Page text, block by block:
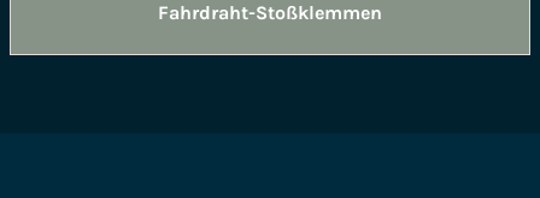
Fahrdraht-Stoßklemmen